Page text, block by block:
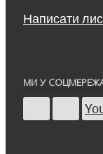
Написати
МИ У